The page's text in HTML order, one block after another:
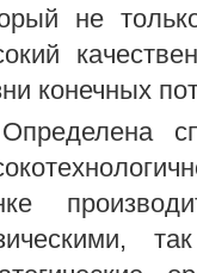
не
конечных